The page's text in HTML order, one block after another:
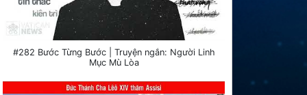
#282 Bước Từng Bước | Truyện ngắn: Người Linh
Mục Mù Lòa